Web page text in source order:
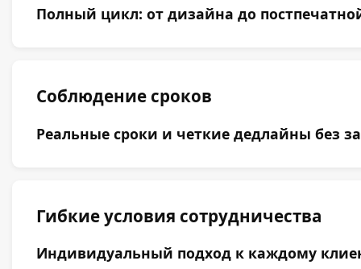
Полный цикл: от дизайна до
Соблюдение сроков
Реальные сроки и четкие дедлайны без
Гибкие условия сотрудничества
Индивидуальный подход к каждому